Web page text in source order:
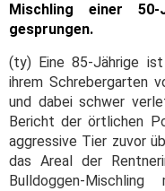
Mischling einer
gesprungen.
(ty) Eine 85-Jährige
ihrem Schrebergarten
und dabei schwer
Bericht der örtlichen
aggressive Tier zuvor
das Areal der
Bulldoggen-